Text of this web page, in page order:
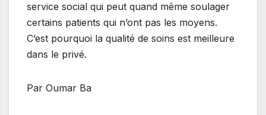
service social qui peut quand même soulager
certains patients qui n’ont pas les moyens.
C’est pourquoi la qualité de soins est meilleure
dans le privé.
Par Oumar Ba